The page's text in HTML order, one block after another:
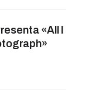
«All I